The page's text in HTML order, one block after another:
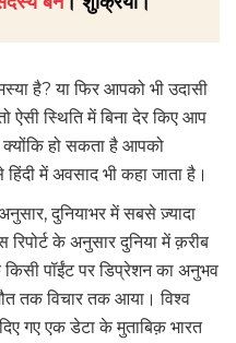
है? या फिर आपको भी उदासी
ऐसी स्थिति में बिना देर किए आप
हो सकता है आपको
में अवसाद भी कहा जाता है।
दुनियाभर में सबसे ज़्यादा
के अनुसार दुनिया में क़रीब
पॉईंट पर डिप्रेशन का अनुभव
तक विचार तक आया। विश्व
गए एक डेटा के मुताबिक़ भारत